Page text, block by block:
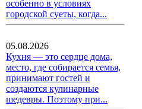
особенно в условиях
городской суеты, когда...
05.08.2026
Кухня — это сердце дома,
место, где собирается семья,
принимают гостей и
создаются кулинарные
шедевры. Поэтому при...